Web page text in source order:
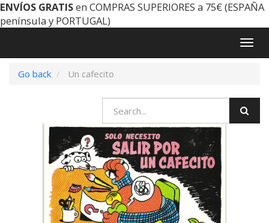
ENVÍOS GRATISen COMPRAS SUPERIORES a 75€ (ESPAÑA
península y PORTUGAL)
Go back
Un cafecito